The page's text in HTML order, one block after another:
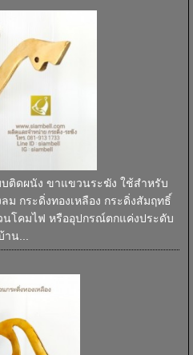
ติดผนัง ขาแขวนระฆัง ใช้สำหรับ
ม กระดิ่งทองเหลือง กระดิ่งสัมฤทธิ์
โคมไฟ หรืออุปกรณ์ตกแค่งประดับ
าน...